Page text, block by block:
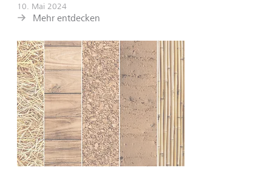
10. Mai 2024
Mehr entdecken